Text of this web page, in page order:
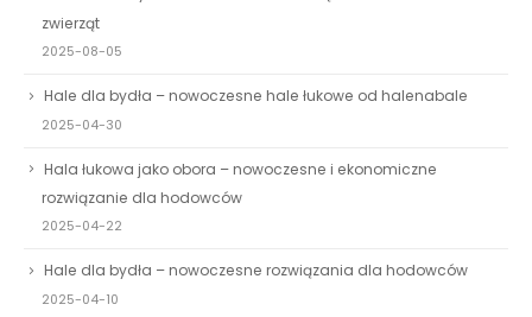
zwierząt
2025-08-05
Hale dla bydła – nowoczesne hale łukowe od halenabale
2025-04-30
Hala łukowa jako obora – nowoczesne i ekonomiczne
rozwiązanie dla hodowców
2025-04-22
Hale dla bydła – nowoczesne rozwiązania dla hodowców
2025-04-10